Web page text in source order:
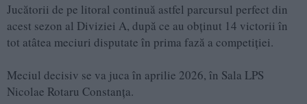
Jucătorii de pe litoral continuă astfel parcursul perfect din
acest sezon al Diviziei A, după ce au obținut 14 victorii în
tot atâtea meciuri disputate în prima fază a competiției.
Meciul decisiv se va juca în aprilie 2026, în Sala LPS
Nicolae Rotaru Constanța.